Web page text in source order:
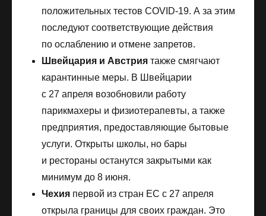
положительных тестов COVID-19. А за этим
последуют соответствующие действия
по ослаблению и отмене запретов.
Швейцария и Австрия также смягчают
карантинные меры. В Швейцарии
с 27 апреля возобновили работу
парикмахеры и физиотерапевты, а также
предприятия, предоставляющие бытовые
услуги. Открыты школы, но бары
и рестораны останутся закрытыми как
минимум до 8 июня.
Чехия первой из стран ЕС с 27 апреля
открыла границы для своих граждан. Это